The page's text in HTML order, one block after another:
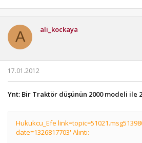
A ali_kockaya
17.01.2012
Ynt: Bir Traktör düşünün 2000 modeli ile
Hukukcu_Efe
date=1326817703' Alıntı: